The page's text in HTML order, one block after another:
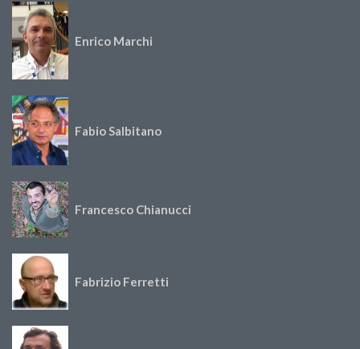
Enrico Marchi
Fabio Salbitano
Francesco Chianucci
Fabrizio Ferretti